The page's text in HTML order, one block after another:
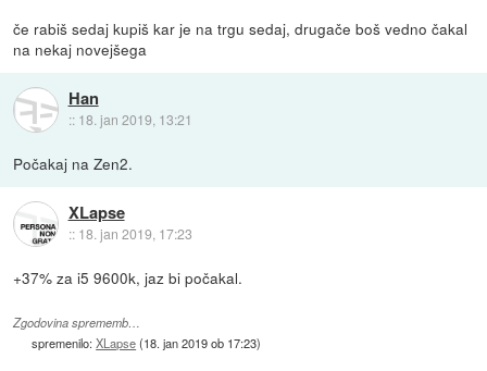
če rabiš sedaj kupiš kar je na trgu sedaj, drugače boš vedno čakal
na nekaj novejšega
Han
:: 18. jan 2019, 13:21
Počakaj na Zen2.
XLapse
:: 18. jan 2019, 17:23
+37% za i5 9600k, jaz bi počakal.
Zgodovina sprememb…
spremenilo:XLapse(18. jan 2019 ob 17:23)